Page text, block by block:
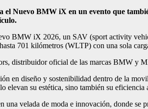
el Nuevo BMW iX en un evento que
BMW iX 2026, un SAV (sport activity
701 kilómetros (WLTP) con una sola
distribuidor oficial de las marcas BMW y
en diseño y sostenibilidad dentro de la
elevan su estética, sino también su
una velada de moda e innovación, donde